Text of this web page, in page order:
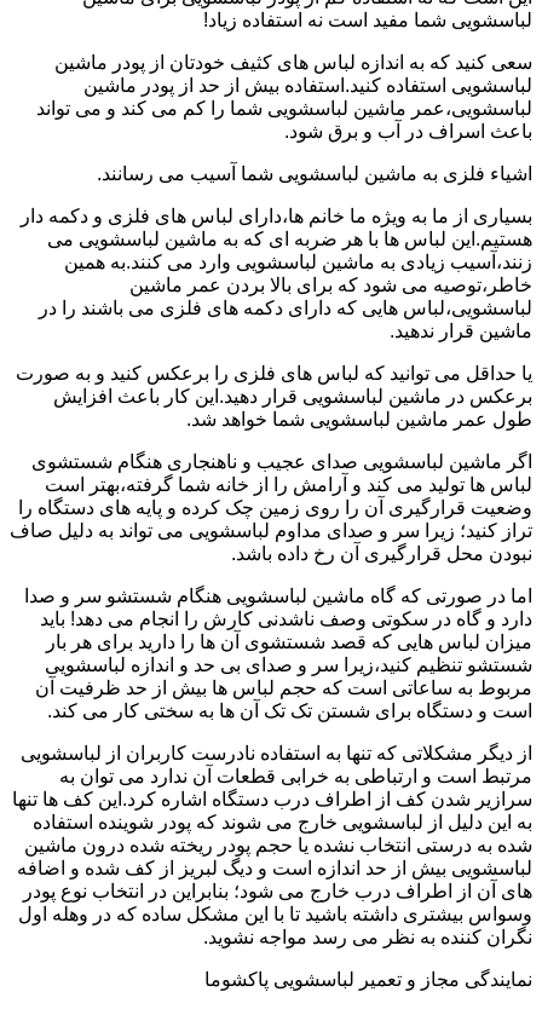
لباسشویی شما مفید است نه استفاده زیاد!
سعی کنید که به اندازه لباس های کثیف خودتان از پودر ماشین
لباسشویی استفاده کنید.استفاده بیش از حد از پودر ماشین
لباسشویی،عمر ماشین لباسشویی شما را کم می کند و می تواند
باعث اسراف در آب و برق شود.
اشیاء فلزی به ماشین لباسشویی شما آسیب می رسانند.
بسیاری از ما به ویژه ما خانم ها،دارای لباس های فلزی و دکمه دار
هستیم.این لباس ها با هر ضربه ای که به ماشین لباسشویی می
زنند،آسیب زیادی به ماشین لباسشویی وارد می کنند.به همین
خاطر،توصیه می شود که برای بالا بردن عمر ماشین
لباسشویی،لباس هایی که دارای دکمه های فلزی می باشند را در
ماشین قرار ندهید.
یا حداقل می توانید که لباس های فلزی را برعکس کنید و به صورت
برعکس در ماشین لباسشویی قرار دهید.این کار باعث افزایش
طول عمر ماشین لباسشویی شما خواهد شد.
اگر ماشین لباسشویی صدای عجیب و ناهنجاری هنگام شستشوی
لباس ها تولید می کند و آرامش را از خانه شما گرفته،بهتر است
وضعیت قرارگیری آن را روی زمین چک کرده و پایه های دستگاه را
تراز کنید؛ زیرا سر و صدای مداوم لباسشویی می تواند به دلیل صاف
نبودن محل قرارگیری آن رخ داده باشد.
اما در صورتی که گاه ماشین لباسشویی هنگام شستشو سر و صدا
دارد و گاه در سکوتی وصف ناشدنی کارش را انجام می دهد! باید
میزان لباس هایی که قصد شستشوی آن ها را دارید برای هر بار
شستشو تنظیم کنید،زیرا سر و صدای بی حد و اندازه لباسشویی
مربوط به ساعاتی است که حجم لباس ها بیش از حد ظرفیت آن
است و دستگاه برای شستن تک تک آن ها به سختی کار می کند.
از دیگر مشکلاتی که تنها به استفاده نادرست کاربران از لباسشویی
مرتبط است و ارتباطی به خرابی قطعات آن ندارد می توان به
سرازیر شدن کف از اطراف درب دستگاه اشاره کرد.این کف ها تنها
به این دلیل از لباسشویی خارج می شوند که پودر شوینده استفاده
شده به درستی انتخاب نشده یا حجم پودر ریخته شده درون ماشین
لباسشویی بیش از حد اندازه است و دیگ لبریز از کف شده و اضافه
های آن از اطراف درب خارج می شود؛ بنابراین در انتخاب نوع پودر
وسواس بیشتری داشته باشید تا با این مشکل ساده که در وهله اول
نگران کننده به نظر می رسد مواجه نشوید.
نمایندگی مجاز و تعمیر لباسشویی پاکشوما